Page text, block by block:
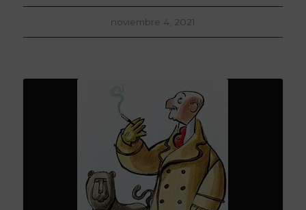
noviembre 4, 2021